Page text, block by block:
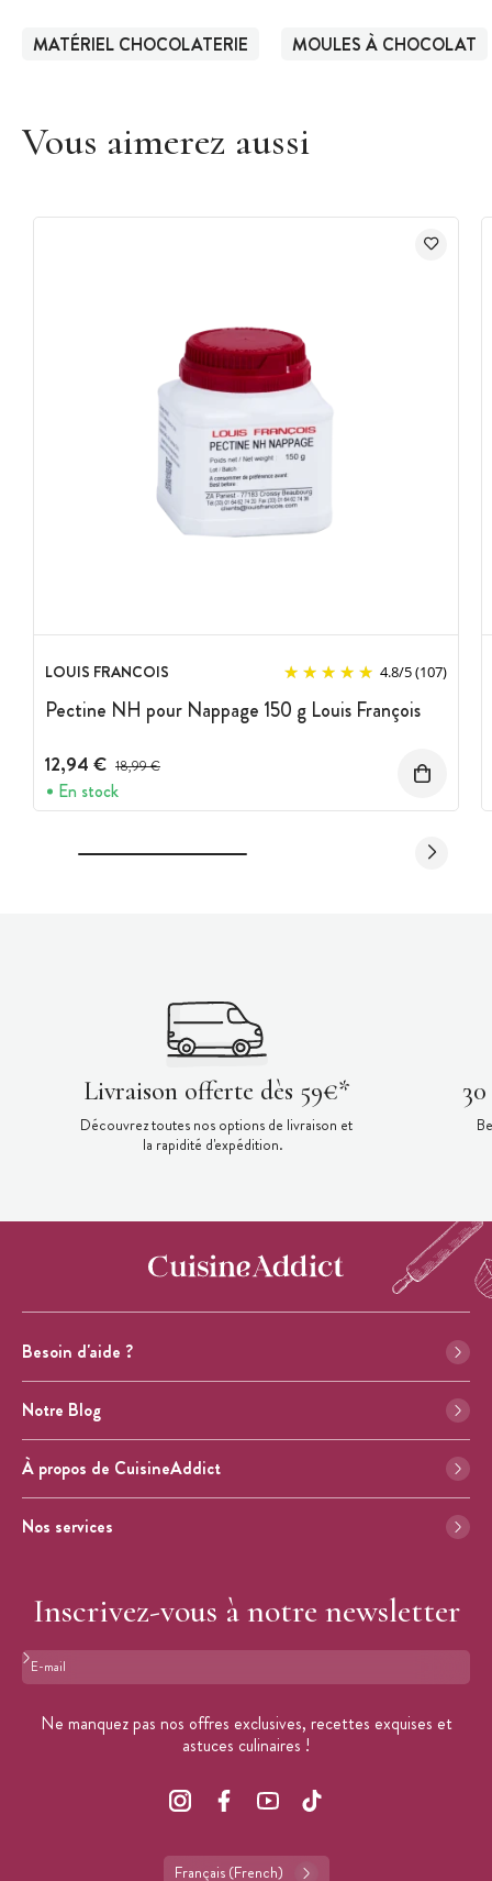
MATÉRIEL CHOCOLATERIE MOULES À CHOCOLAT
Vous aimerez aussi
LOUIS FRANCOIS 4.8/5(107)
Pectine NH pour Nappage 150 g Louis François
12,94 € Prix avant réduction :
18,99 €
En stock
Livraison offerte dès 59€*
Découvrez toutes nos options de livraison et
la rapidité d'expédition.
Besoin d'aide ?
Notre Blog
À propos de CuisineAddict
Nos services
Inscrivez-vous à notre newsletter
Format : adresse@email.com
Ne manquez pas nos offres exclusives, recettes exquises et
astuces culinaires !
Français (French)